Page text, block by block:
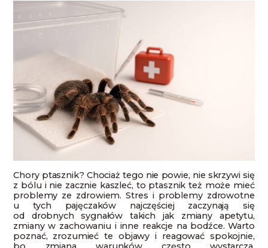
Chory ptasznik? Chociaż tego nie powie, nie skrzywi się
z bólu i nie zacznie kaszleć, to ptasznik też może mieć
problemy ze zdrowiem. Stres i problemy zdrowotne
u tych pajęczaków najczęściej zaczynają się
od drobnych sygnałów takich jak zmiany apetytu,
zmiany w zachowaniu i inne reakcje na bodźce. Warto
poznać, zrozumieć te objawy i reagować spokojnie,